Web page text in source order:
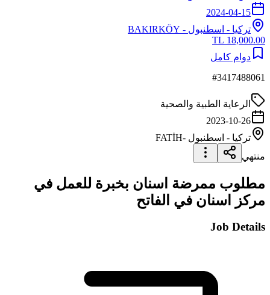
2024-04-15
تركيا - اسطنبول - BAKIRKÖY
18,000.00 TL
دوام كامل
#3417488061
الرعاية الطبية والصحية
2023-10-26
تركيا - اسطنبول -FATİH
منتهي
مطلوب ممرضة اسنان بخبرة للعمل في
مركز اسنان في الفاتح
Job Details